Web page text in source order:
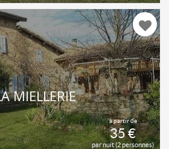
à partir de
35 €
par nuit (2 personnes)
LA MIELLERIE